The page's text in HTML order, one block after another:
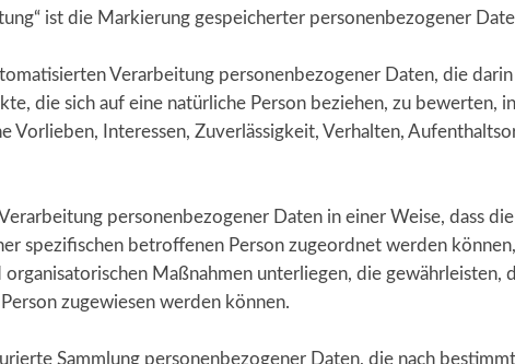
ist die Markierung gespeicherter personenbezogener
Verarbeitung personenbezogener Daten, die
die sich auf eine natürliche Person beziehen, zu
Vorlieben, Interessen, Zuverlässigkeit, Verhalten,
personenbezogener Daten in einer Weise, dass
spezifischen betroffenen Person zugeordnet werden
Maßnahmen unterliegen, die
zugewiesen werden können.
Sammlung personenbezogener Daten, die nach